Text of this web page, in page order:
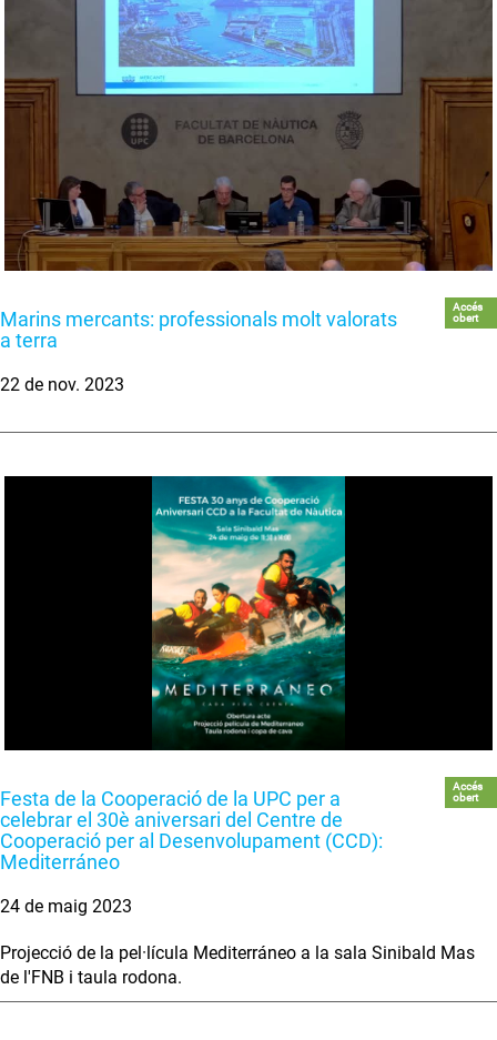
Marins mercants: professionals molt valorats
a terra
Accés
obert
22 de nov. 2023
Festa de la Cooperació de la UPC per a
celebrar el 30è aniversari del Centre de
Cooperació per al Desenvolupament (CCD):
Mediterráneo
Accés
obert
24 de maig 2023
Projecció de la pel·lícula Mediterráneo a la sala Sinibald Mas
de l'FNB i taula rodona.